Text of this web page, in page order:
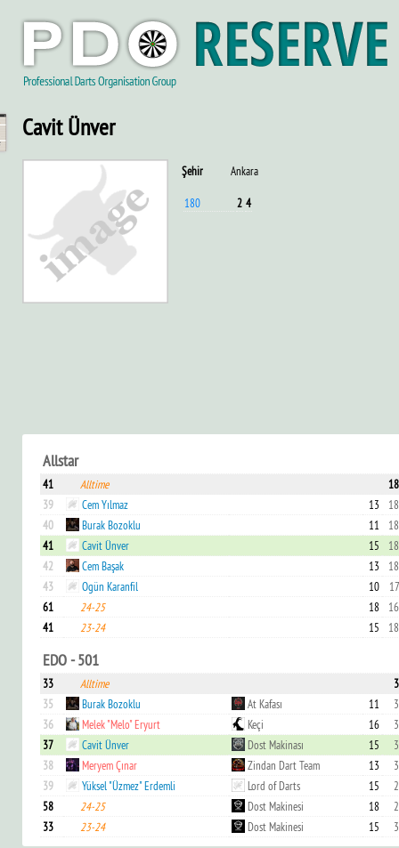
Cavit Ünver
Şehir Ankara
180 2 4
Allstar
41 Alltime
39
Cem Yılmaz 13
40
Burak Bozoklu 11
41
Cavit Ünver 15
42
Cem Başak 13
43
Ogün Karanfil 10
61
24-25 18
41
23-24 15
EDO - 501
33 Alltime
35
Burak Bozoklu At Kafası 11
36
Melek "Melo" Eryurt Keçi 16
37
Cavit Ünver Dost Makinası 15
38
Meryem Çınar Zindan Dart Team 13
39
Yüksel "Üzmez" Erdemli Lord of Darts 15
58
24-25 Dost Makinesi 18
33
23-24 Dost Makinesi 15